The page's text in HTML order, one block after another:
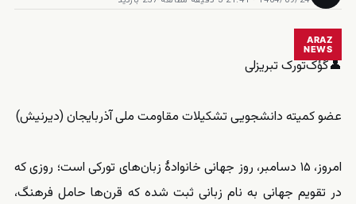
ARAZ
NEWS
👤گؤک‌تورک تبریزلی
عضو کمیته دانشجویی تشکیلات مقاومت ملی آذربایجان (دیرنیش)
امروز، ۱۵ دسامبر، روز جهانی خانوادهٔ زبان‌های تورکی است؛ روزی که
در تقویم جهانی به نام زبانی ثبت شده که قرن‌ها حامل فرهنگ،